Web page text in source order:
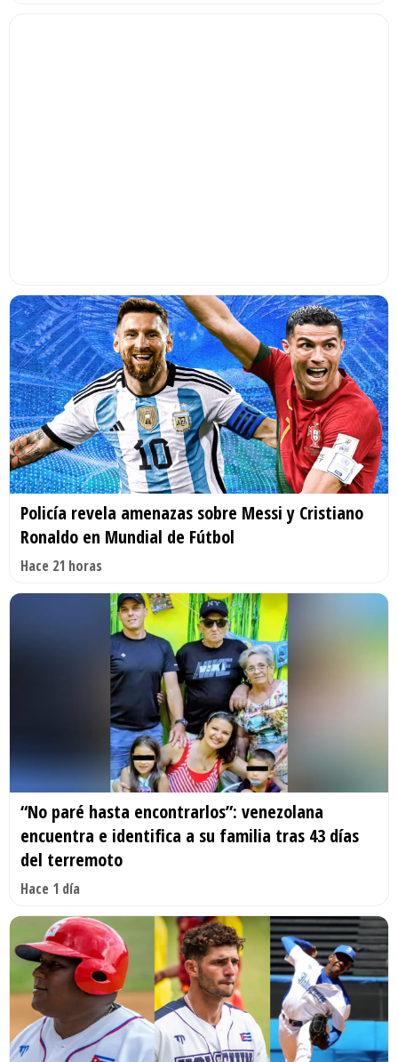
Policía revela amenazas sobre Messi y Cristiano
Ronaldo en Mundial de Fútbol
Hace 21 horas
“No paré hasta encontrarlos”: venezolana
encuentra e identifica a su familia tras 43 días
del terremoto
Hace 1 día